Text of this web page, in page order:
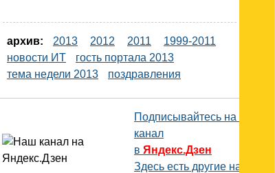
архив: 2013 2012 2011
1999-2011
новости ИТ
гость портала 2013
тема недели 2013
поздравления
Подписывайтесь на наш
канал
в Яндекс.Дзен
Здесь есть другие наши